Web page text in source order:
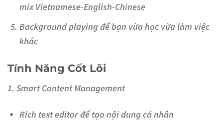
mix Vietnamese-English-Chinese
Background playingđể bạn vừa học vừa làm việc
khác
Tính Năng Cốt Lõi
1. Smart Content Management
Rich text editorđể tạo nội dung cá nhân